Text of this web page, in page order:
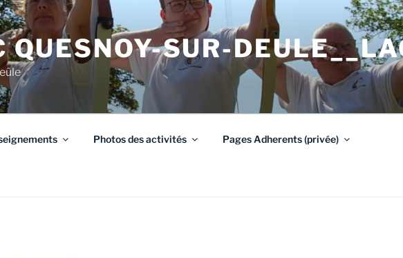
QUESNOY-SUR-
Photos des activités Pages Adherents (privée)